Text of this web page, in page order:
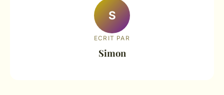
S
ECRIT PAR
Simon